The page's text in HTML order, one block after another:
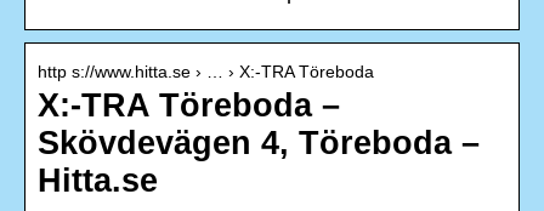
http s://www.hitta.se › … › X:-TRA Töreboda
X:-TRA Töreboda –
Skövdevägen 4, Töreboda –
Hitta.se